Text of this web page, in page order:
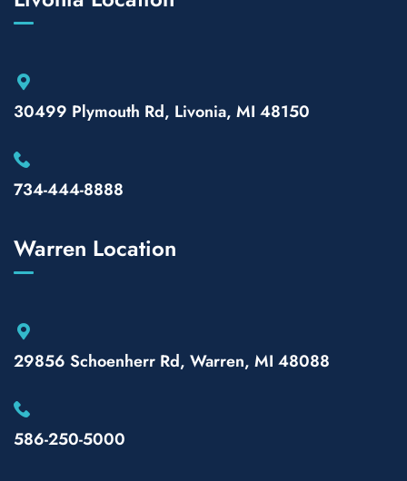
30499 Plymouth Rd, Livonia, MI 48150
734-444-8888
Warren Location
29856 Schoenherr Rd, Warren, MI 48088
586-250-5000